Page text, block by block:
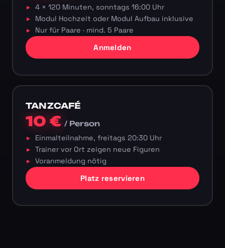
4 × 120 Minuten, sonntags 16:00 Uhr
Modul Hochzeit oder Modul Aufbau inklusive
Nur für Paare · mind. 5 Paare
Anmelden
TANZCAFÉ
10 €/ Person
Einmalteilnahme, freitags 20:30 Uhr
Trainer vor Ort zeigen neue Figuren
Voranmeldung nötig
Platz reservieren